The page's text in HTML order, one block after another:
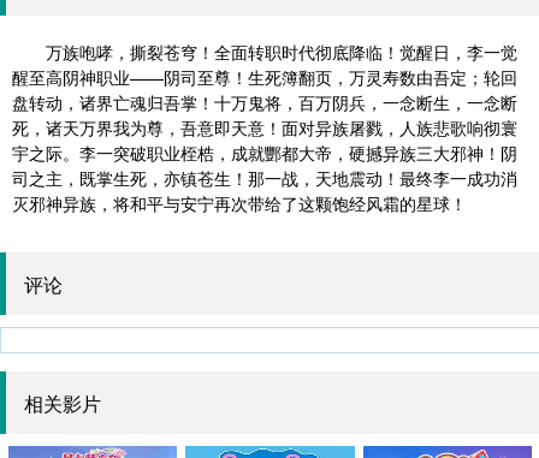
万族咆哮，撕裂苍穹！全面转职时代彻底降临！觉醒日，李一觉
醒至高阴神职业——阴司至尊！生死簿翻页，万灵寿数由吾定；轮回
盘转动，诸界亡魂归吾掌！十万鬼将，百万阴兵，一念断生，一念断
死，诸天万界我为尊，吾意即天意！面对异族屠戮，人族悲歌响彻寰
宇之际。李一突破职业桎梏，成就酆都大帝，硬撼异族三大邪神！阴
司之主，既掌生死，亦镇苍生！那一战，天地震动！最终李一成功消
灭邪神异族，将和平与安宁再次带给了这颗饱经风霜的星球！
评论
相关影片